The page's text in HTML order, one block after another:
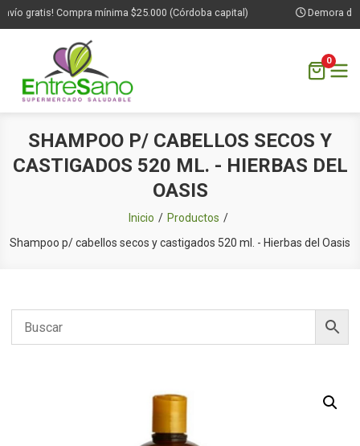
gratis! Compra mínima $25.000 (Córdoba capital) Demora de
contenido
0
SHAMPOO P/ CABELLOS SECOS Y
CASTIGADOS 520 ML. - HIERBAS DEL
OASIS
Inicio
Productos
Shampoo p/ cabellos secos y castigados 520 ml. - Hierbas del Oasis